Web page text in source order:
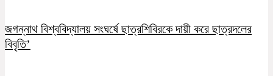
জগন্নাথ বিশ্ববিদ্যালয় সংঘর্ষে ছাত্রশিবিরকে দায়ী করে ছাত্রদলের
বিবৃতি’